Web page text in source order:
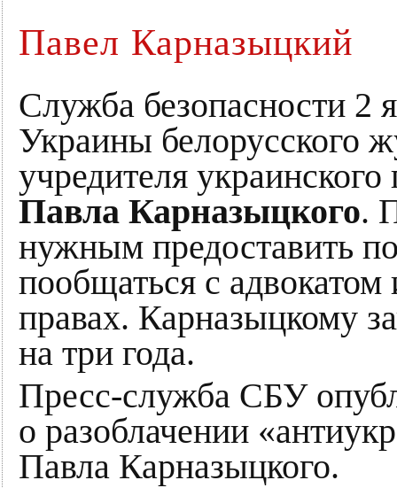
Павел Карназыцкий
Служба безопасности 2
Украины белорусского
учредителя
Павла Карназыцкого.
нужным предоставить
пообщаться с
правах. Карназыцкому
на три года.
Пресс-служба СБУ
о разоблачении
Павла Карназыцкого.